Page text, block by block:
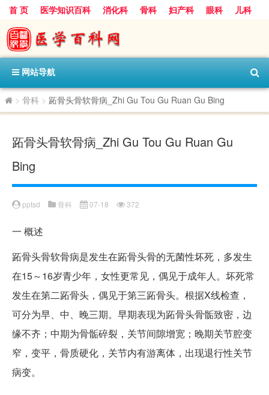
首 页 医学知识百科 消化科 骨科 妇产科 眼科
儿科
心血管病科
呼吸科 神经科
内分泌科
口腔科
网站导航
> 骨科 > 跖骨头骨软骨病_Zhi Gu Tou Gu Ruan Gu Bing
跖骨头骨软骨病_Zhi Gu Tou Gu Ruan Gu
Bing
pptsd 骨科 07-18 372
一 概述
跖骨头骨软骨病是发生在跖骨头骨的无菌性坏死，多发生
在15～16岁青少年，女性更常见，偶见于成年人。坏死常
发生在第二跖骨头，偶见于第三跖骨头。根据X线检查，
可分为早、中、晚三期。早期表现为跖骨头骨骺致密，边
缘不齐；中期为骨骺碎裂，关节间隙增宽；晚期关节腔变
窄，变平，骨质硬化，关节内有游离体，出现退行性关节
病变。